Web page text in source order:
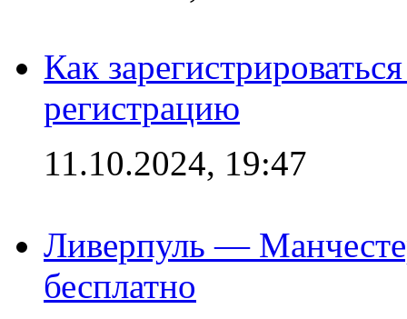
Как
регистрацию
11.10.2024, 19:47
Ливерпуль —
бесплатно